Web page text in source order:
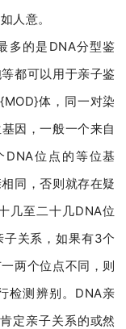
人意。
多的是DNA分型鉴
都可以用于亲子鉴
体，同一对染
因，一般一个来自
位点的等位基
同，否则就存在疑
几至二十几DNA位
子关系，如果有3个
两个位点不同，则
检测辨别。DNA亲
定亲子关系的或然